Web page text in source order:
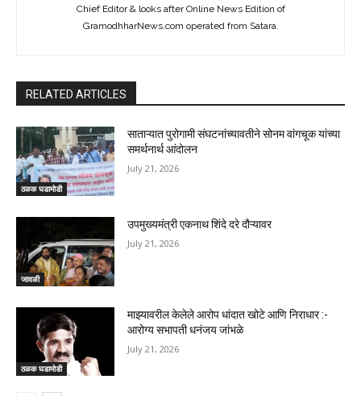
Chief Editor & looks after Online News Edition of
GramodhharNews.com operated from Satara.
RELATED ARTICLES
ठळक घडामोडी
साताऱ्यात पुरोगामी संघटनांच्यावतीने सोनम वांगचूक यांच्या
समर्थनार्थ आंदोलन
July 21, 2026
जावळी
उपमुख्यमंत्री एकनाथ शिंदे दरे दौऱ्यावर
July 21, 2026
ठळक घडामोडी
माझ्यावरील केलेले आरोप धांदात खोटे आणि निराधार :-
आरोग्य सभापती धनंजय जांभळे
July 21, 2026